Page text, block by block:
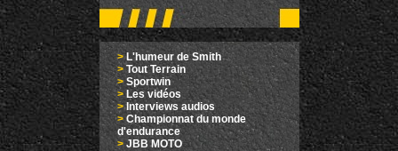
>L'humeur de Smith
> Tout Terrain
> Sportwin
> Les vidéos
> Interviews audios
>Championnat du monde
d'endurance
> JBB MOTO